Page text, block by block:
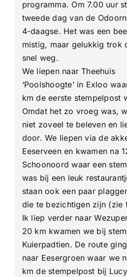
programma. Om 7.00 uur
tweede dag van de
4-daagse. Het was een
mistig, maar gelukkig trok
snel weg.
We liepen naar Theehuis
‘Poolshoogte’ in Exloo
km de eerste stempelpost
Omdat het zo vroeg was,
niet zoveel te beleven en
door. We liepen via de
Eeserveen en kwamen na
Schoonoord waar een
was bij een leuk
staan ​​ook een paar
die te bezichtigen zijn (zie
Ik liep verder naar
20 km kwamen we bij
Kuierpadtien. De route
naar Eesergroen waar we
km de stempelpost bij